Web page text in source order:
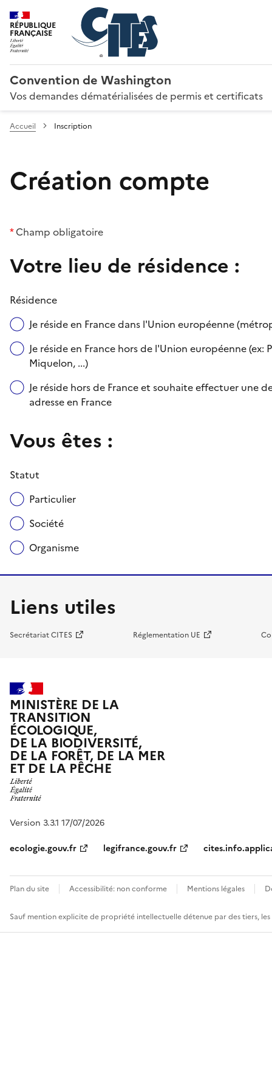
RÉPUBLIQUE
FRANÇAISE
Convention de Washington
Vos demandes dématérialisées de permis et certificats
Accueil Inscription
Création compte
*Champ obligatoire
Votre lieu de résidence :
Résidence
Je réside en France dans l'Union européenne
Je réside en France hors de l'Union européenne
Miquelon, ...)
Je réside hors de France et souhaite effectuer une
adresse en France
Vous êtes :
Statut
Particulier
Société
Organisme
Liens utiles
Secrétariat CITES Réglementation UE
MINISTÈRE DE LA
TRANSITION
ÉCOLOGIQUE,
DE LA BIODIVERSITÉ,
DE LA FORÊT, DE LA MER
ET DE LA PÊCHE
Version 3.3.1 17/07/2026
ecologie.gouv.fr
legifrance.gouv.fr
Plan du site Accessibilité: non conforme Mentions légales
Sauf mention explicite de propriété intellectuelle détenue par des tiers,